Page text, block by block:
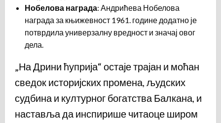
Нобелова награда: Андрићева Нобелова
награда за књижевност 1961. године додатно је
потврдила универзалну вредност и значај овог
дела.
„На Дрини ћуприја“ остаје трајан и моћан
сведок историјских промена, људских
судбина и културног богатства Балкана, и
наставља да инспирише читаоце широм